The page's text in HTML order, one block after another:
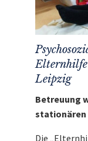
Leipzig
Betreuung
stationären
Die